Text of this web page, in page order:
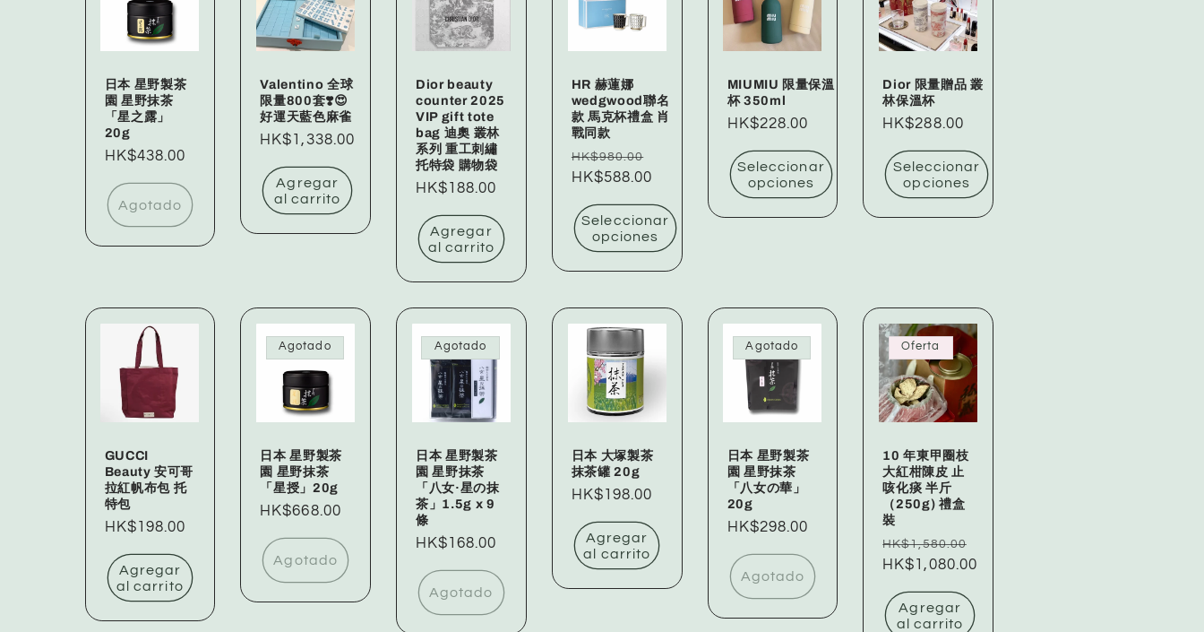
c
c
ó
n
日本 星野製茶
園 星野抹茶
「星之露」
20g
Precio
HK$438.00
Agotado
Valentino 全球
限量800套❣️😍
好運天藍色麻雀
Precio
HK$1,338.00
Agregar
al carrito
Dior beauty
counter 2025
VIP gift tote
bag 迪奧 叢林
系列 重工刺繡
托特袋 購物袋
Precio
HK$188.00
Agregar
al carrito
HR 赫蓮娜
wedgwood聯名
款 馬克杯禮盒 肖
戰同款
Precio
habitual
HK$980.00
HK$588.00
Seleccionar
opciones
MIUMIU 限量保溫
杯 350ml
Precio
HK$228.00
Seleccionar
opciones
Dior 限量贈品 叢
林保溫杯
Precio
HK$288.00
Seleccionar
opciones
GUCCI
Beauty 安可哥
拉紅帆布包 托
特包
Precio
HK$198.00
Agregar
al carrito
Agotado
日本 星野製茶
園 星野抹茶
「星授」20g
Precio
HK$668.00
Agotado
Agotado
日本 星野製茶
園 星野抹茶
「八女·星の抹
茶」1.5g x 9
條
Precio
HK$168.00
Agotado
日本 大塚製茶
抹茶罐 20g
Precio
HK$198.00
Agregar
al carrito
Agotado
日本 星野製茶
園 星野抹茶
「八女の華」
20g
Precio
HK$298.00
Agotado
Oferta
10 年東甲圈枝
大紅柑陳皮 止
咳化痰 半斤
（250g) 禮盒
裝
Precio
habitual
HK$1,580.00
Precio
oferta
HK$1,080.00
Agregar
al carrito